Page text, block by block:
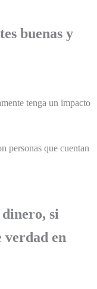
buenas y
tenga un impacto
personas que cuentan
dinero, si
verdad en